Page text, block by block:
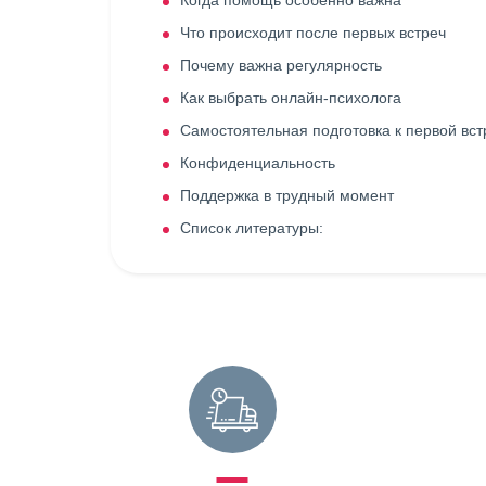
Что происходит после первых встреч
Почему важна регулярность
Как выбрать онлайн-психолога
Самостоятельная подготовка к первой
Конфиденциальность
Поддержка в трудный момент
Список литературы: